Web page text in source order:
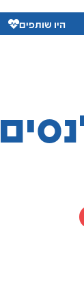
היו שותפים